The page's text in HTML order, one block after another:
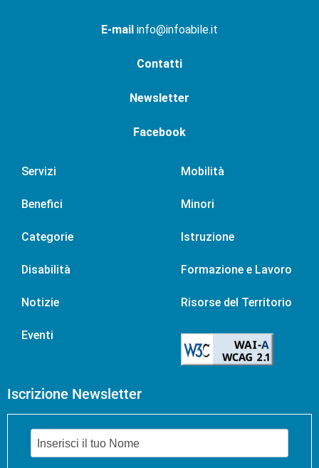
E-mail info@infoabile.it
Contatti
Newsletter
Facebook
Servizi
Benefici
Categorie
Disabilità
Notizie
Eventi
Mobilità
Minori
Istruzione
Formazione e Lavoro
Risorse del Territorio
Iscrizione Newsletter